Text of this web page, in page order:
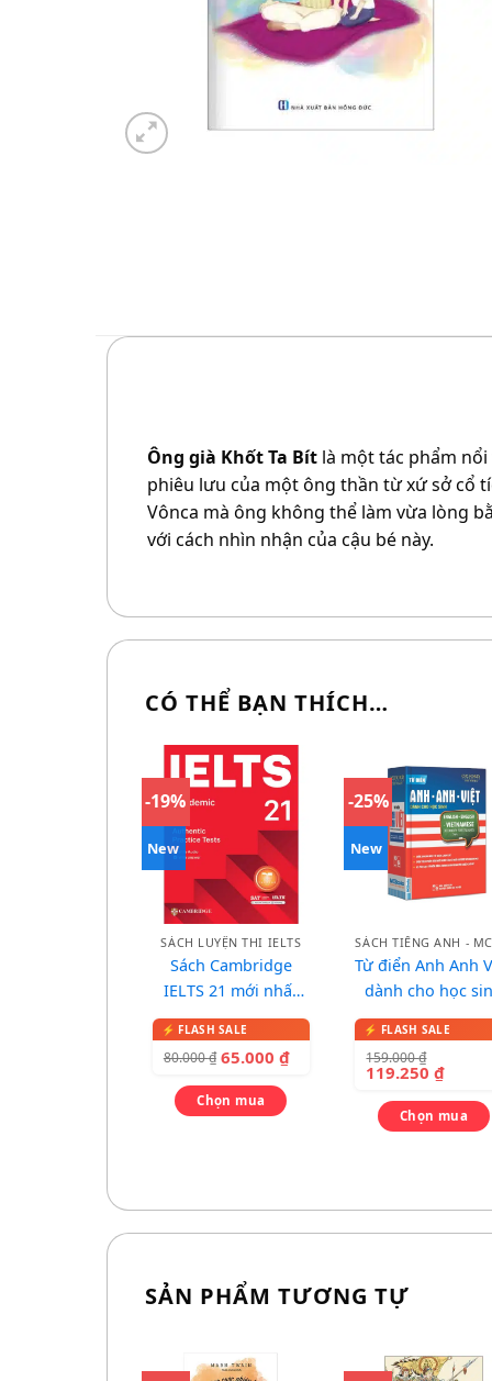
Ông già Khốt Ta Bít là một tác phẩm nổi
phiêu lưu của một ông thần từ xứ sở cổ
Vônca mà ông không thể làm vừa lòng
với cách nhìn nhận của cậu bé này.
CÓ THỂ BẠN THÍCH…
-19%
New
SÁCH LUYỆN THI IELTS
Sách Cambridge
IELTS 21 mới nhất
2026
80.000₫ 65.000₫
Chọn mua
-25%
New
Từ điển Anh Anh
dành cho học
(bìa xanh đỏ)
159.000₫
119.250₫
Chọn mua
SẢN PHẨM TƯƠNG TỰ